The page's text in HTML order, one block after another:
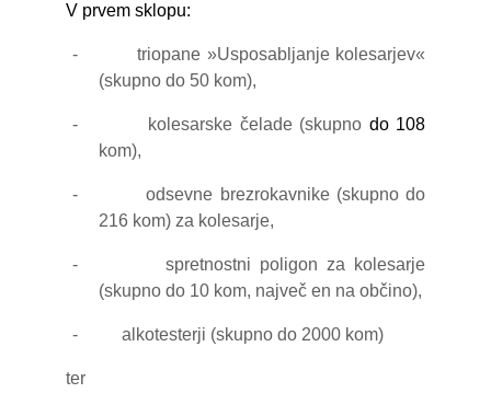
V prvem sklopu:
-
triopane »Usposabljanje kolesarjev«
(skupno do 50 kom),
- kolesarske čelade (skupno do 108
kom),
-
odsevne brezrokavnike (skupno do
216 kom) za kolesarje,
-
spretnostni poligon za kolesarje
(skupno do 10 kom, največ en na občino),
- alkotesterji (skupno do 2000 kom)
ter